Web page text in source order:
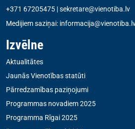
+371 67205475 |sekretare@vienotiba.lv
Medijiem saziņai:
Izvēlne
Aktualitātes
Jaunās Vienotības statūti
Pārredzamības paziņojumi
Programmas novadiem 2025
Programma Rīgai 2025